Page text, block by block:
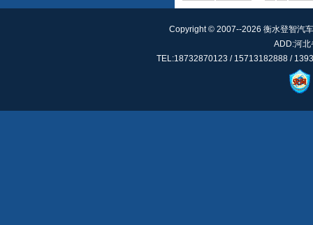
Copyright © 2007--2026 衡水登智汽
ADD:河北
TEL:18732870123 / 15713182888 /